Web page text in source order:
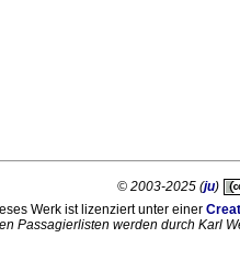
© 2003-2025 (ju)
Werk ist lizenziert unter einer
Passagierlisten werden durch Karl